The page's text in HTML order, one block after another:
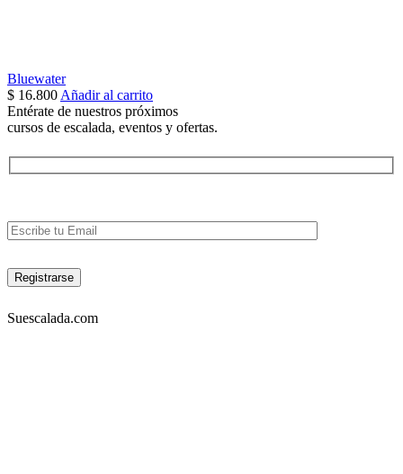
Bluewater
$ 16.800 Añadir al carrito
Entérate de nuestros próximos
cursos de escalada, eventos y ofertas.
Suescalada.com